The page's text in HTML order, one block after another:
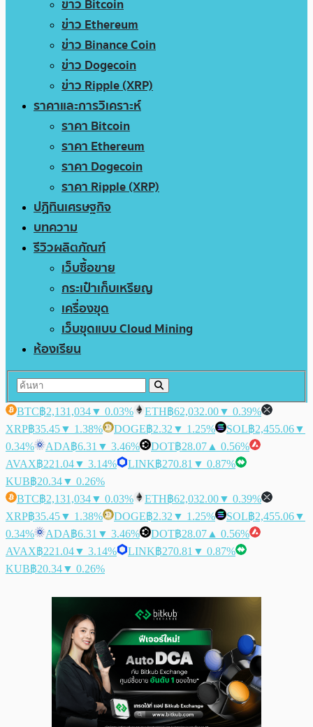
ข่าว Bitcoin
ข่าว Ethereum
ข่าว Binance Coin
ข่าว Dogecoin
ข่าว Ripple (XRP)
ราคาและการวิเคราะห์
ราคา Bitcoin
ราคา Ethereum
ราคา Dogecoin
ราคา Ripple (XRP)
ปฏิทินเศรษฐกิจ
บทความ
รีวิวผลิตภัณฑ์
เว็บซื้อขาย
กระเป๋าเก็บเหรียญ
เครื่องขุด
เว็บขุดแบบ Cloud Mining
ห้องเรียน
BTC฿2,131,034▼ 0.03% ETH฿62,032.00▼ 0.39%
XRP฿35.45▼ 1.38% DOGE฿2.32 ▼ 1.25% SOL฿2,455.06▼
0.34%
ADA฿6.31 ▼ 3.46% DOT฿28.07 ▲ 0.56%
AVAX฿221.04▼ 3.14% LINK฿270.81 ▼ 0.87%
KUB฿20.34▼ 0.26%
BTC฿2,131,034▼ 0.03% ETH฿62,032.00▼ 0.39%
XRP฿35.45▼ 1.38% DOGE฿2.32 ▼ 1.25% SOL฿2,455.06▼
0.34%
ADA฿6.31 ▼ 3.46% DOT฿28.07 ▲ 0.56%
AVAX฿221.04▼ 3.14% LINK฿270.81 ▼ 0.87%
KUB฿20.34▼ 0.26%